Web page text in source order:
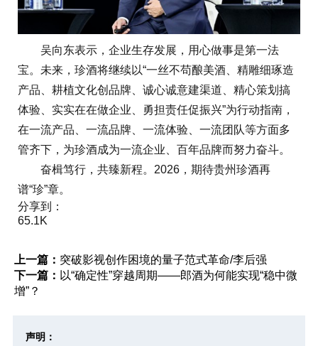
吴向东表示，企业生存发展，用心做事是第一法
宝。未来，珍酒将继续以“一丝不苟酿美酒、精雕细琢造
产品、耕植文化创品牌、诚心诚意建渠道、精心策划搞
体验、实实在在做企业、勇担责任促振兴”为行动指南，
在一流产品、一流品牌、一流体验、一流团队等方面多
管齐下，为珍酒成为一流企业、百年品牌而努力奋斗。
奋楫笃行，共臻新程。2026，期待贵州珍酒再
谱“珍”章。
分享到：
65.1K
上一篇： 突破影视创作困境的量子范式革命/李后强
下一篇： 以“确定性”穿越周期——郎酒为何能实现“稳中微
增”？
声明：